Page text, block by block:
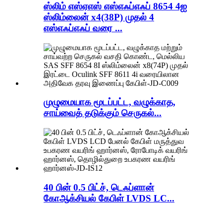
ஸ்லிம் எஸ்ஏஎஸ் எஸ்எஃப்எஃப் 8654 4ஐ
ஸ்லிம்லைன் x4(38P) முதல் 4
எஸ்எஃப்எஃப் வரை ...
முழுமையாக மூடப்பட்ட, வழுக்காத,
சாய்வைத் தடுக்கும் செருகல்...
40 பின் 0.5 பிட்ச், டெஃப்ளான்
கோஆக்சியல் கேபிள் LVDS LC...